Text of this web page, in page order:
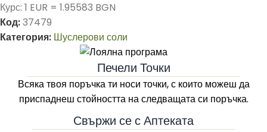
Курс: 1 EUR = 1.95583 BGN
Код:37479
Категория: Шуслерови соли
Печели Точки
Всяка твоя поръчка ти носи точки, с които можеш да
приспаднеш стойността на следващата си поръчка.
Свържи се с Аптеката